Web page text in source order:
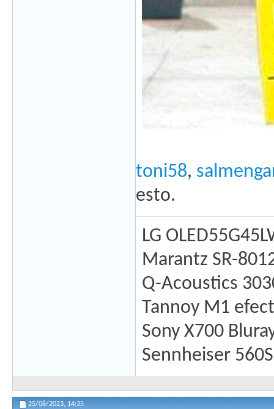
toni58,
esto.
LG
Marantz SR-
Q-Acoustics
Tannoy M1
Sony X700
Sennheiser 560S
25/08/2023, 14:35